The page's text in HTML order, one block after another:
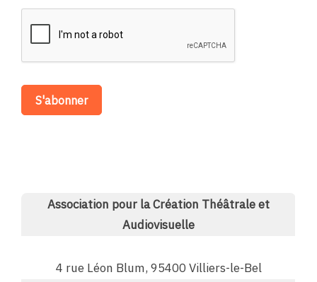
Association pour la Création Théâtrale et
Audiovisuelle
4 rue Léon Blum, 95400 Villiers-le-Bel